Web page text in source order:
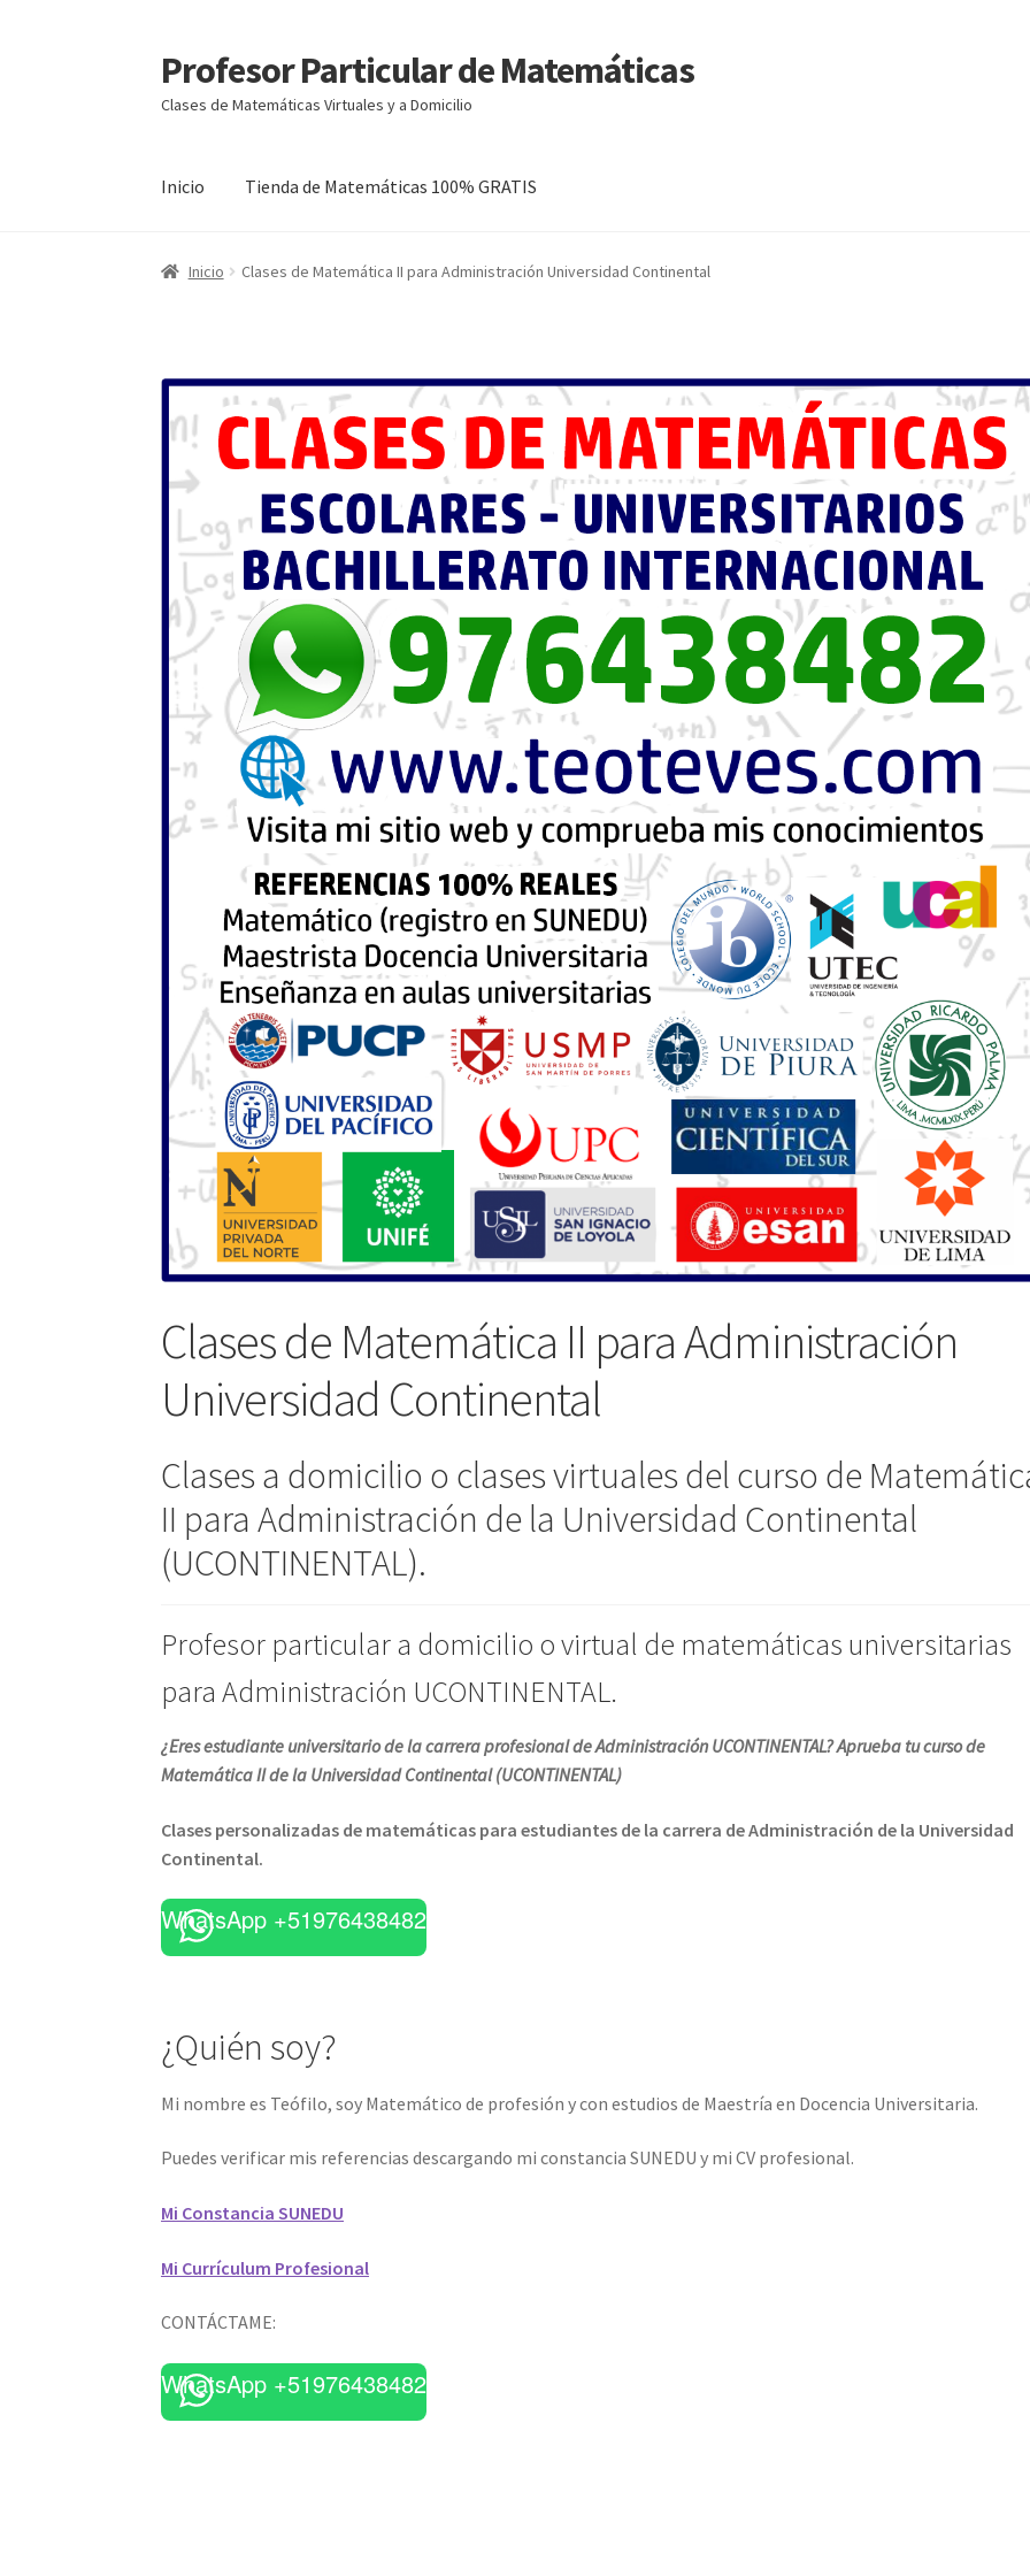
Ir
a
la
Ir
al
contenido
Profesor Particular de Matemáticas
Clases de Matemáticas Virtuales y a Domicilio
Inicio Tienda de Matemáticas 100% GRATIS
Inicio Clases de Matemática II para Administración Universidad Continental
Clases de Matemática II para Administración
Universidad Continental
Clases a domicilio o clases virtuales del curso de
II para Administración de la Universidad Continental
(UCONTINENTAL).
Profesor particular a domicilio o virtual de matemáticas universitarias
para Administración UCONTINENTAL.
¿Eres estudiante universitario de la carrera profesional de Administración UCONTINENTAL? Aprueba tu curso de
Matemática II de la Universidad Continental (UCONTINENTAL)
Clases personalizadas de matemáticas para estudiantes de la carrera de Administración de la Universidad
Continental.
WhatsApp +51976438482
¿Quién soy?
Mi nombre es Teófilo, soy Matemático de profesión y con estudios de Maestría en Docencia Universitaria.
Puedes verificar mis referencias descargando mi constancia SUNEDU y mi CV profesional.
Mi Constancia SUNEDU
Mi Currículum Profesional
CONTÁCTAME:
WhatsApp +51976438482